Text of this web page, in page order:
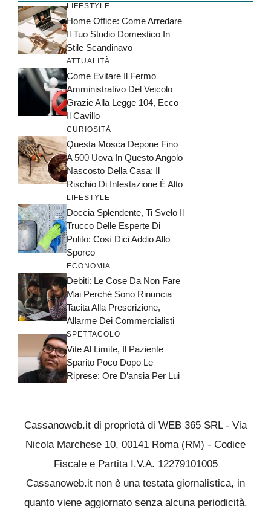
LIFESTYLE
Home Office: Come Arredare
Il Tuo Studio Domestico In
Stile Scandinavo
ATTUALITÀ
Come Evitare Il Fermo
Amministrativo Del Veicolo
Grazie Alla Legge 104, Ecco
Il Cavillo
CURIOSITÀ
Questa Mosca Depone Fino
A 500 Uova In Questo Angolo
Nascosto Della Casa: Il
Rischio Di Infestazione È Alto
LIFESTYLE
Doccia Splendente, Ti Svelo Il
Trucco Delle Esperte Di
Pulito: Così Dici Addio Allo
Sporco
ECONOMIA
Debiti: Le Cose Da Non Fare
Mai Perché Sono Rinuncia
Tacita Alla Prescrizione,
Allarme Dei Commercialisti
SPETTACOLO
Vite Al Limite, Il Paziente
Sparito Poco Dopo Le
Riprese: Ore D’ansia Per Lui
Cassanoweb.it di proprietà di WEB 365 SRL - Via
Nicola Marchese 10, 00141 Roma (RM) - Codice
Fiscale e Partita I.V.A. 12279101005
Cassanoweb.it non è una testata giornalistica, in
quanto viene aggiornato senza alcuna periodicità.